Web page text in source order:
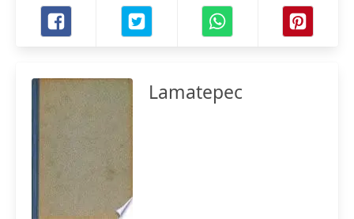
Lamatepec